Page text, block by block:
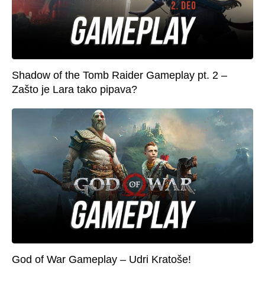
Shadow of the Tomb Raider Gameplay pt. 2 –
Zašto je Lara tako pipava?
God of War Gameplay – Udri Kratoše!